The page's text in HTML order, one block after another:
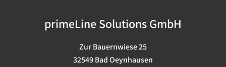
primeLine Solutions GmbH
Zur Bauernwiese 25
32549 Bad Oeynhausen